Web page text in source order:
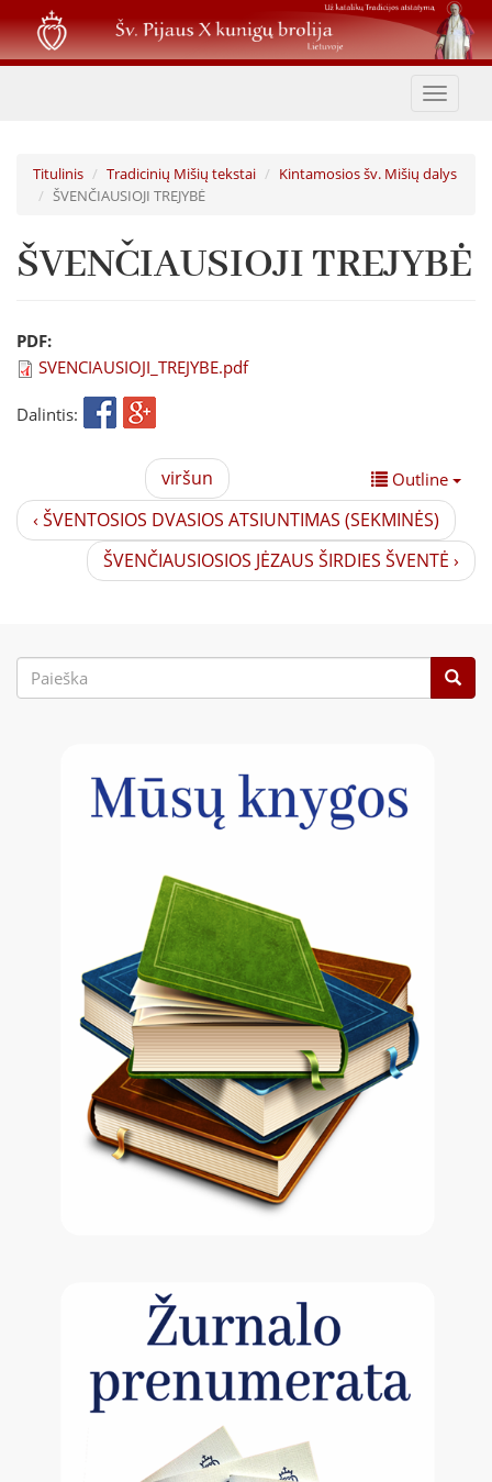
Pereiti
į
pagrindinį
Toggle
Titulinis Tradicinių Mišių tekstai
Kintamosios šv. Mišių dalys
ŠVENČIAUSIOJI TREJYBĖ
ŠVENČIAUSIOJI TREJYBĖ
PDF:
SVENCIAUSIOJI_TREJYBE.pdf
Dalintis:
Outline
‹ ŠVENTOSIOS DVASIOS ATSIUNTIMAS (SEKMINĖS)
viršun
ŠVENČIAUSIOSIOS JĖZAUS ŠIRDIES ŠVENTĖ ›
Paieškos